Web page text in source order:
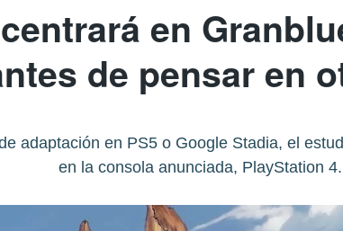
en
de pensar en
adaptación en PS5 o Google Stadia, el
en la consola anunciada, PlayStation 4.